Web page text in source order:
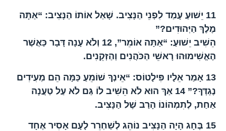
11 יֵשׁוּעַ עָמַד לִפְנֵי הַנָּצִיב. שָׁאַל אוֹתוֹ הַנָּצִיב: “אַתָּה
מֶלֶךְ הַיְּהוּדִים?”
הֵשִׁיב יֵשׁוּעַ: “אַתָּה אוֹמֵר”, 12 וְלֹא עָנָה דָּבָר כַּאֲשֶׁר
הֶאֱשִׁימוּהוּ רָאשֵׁי הַכֹּהֲנִים וְהַזְּקֵנִים.
13 אָמַר אֵלָיו פִּילָטוֹס: “אֵינְךָ שׁוֹמֵעַ כַּמָּה הֵם מְעִידִים
נֶגְדְּךָ?” 14 אַךְ הוּא לֹא הֵשִׁיב לוֹ גַּם לֹא עַל טַעֲנָה
אַחַת, לְתִמְהוֹנוֹ הָרַב שֶׁל הַנָּצִיב.
15 בֶּחָג הָיָה הַנָּצִיב נוֹהֵג לְשַׁחְרֵר לָעָם אָסִיר אֶחָד